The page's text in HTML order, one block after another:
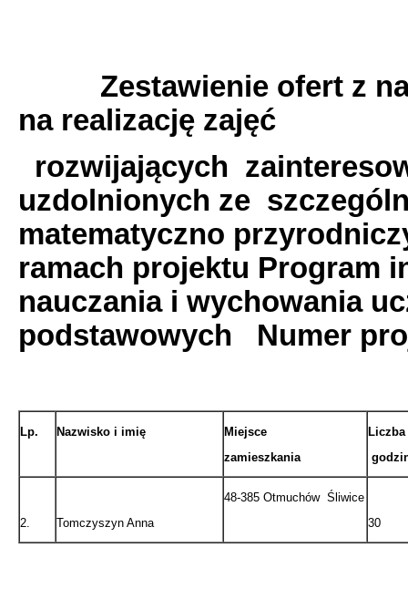
Zestawienie ofert z
na realizację zajęć
rozwijających
uzdolnionych ze
matematyczno
ramach projektu Program
nauczania i wychowania
podstawowych Numer
Lp. Nazwisko i imię
Miejsce
zamieszkania
Liczba
2. Tomczyszyn Anna
48-385 Otmuchów Śliwice
30